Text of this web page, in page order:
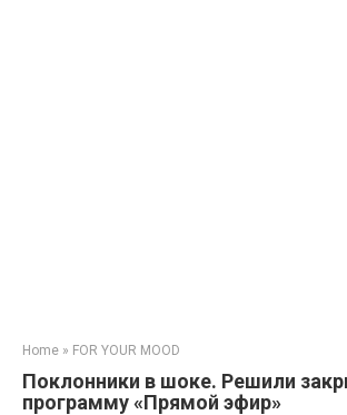
Home » FOR YOUR MOOD
Поклонники в шоке. Решили
программу «Прямой эфир»